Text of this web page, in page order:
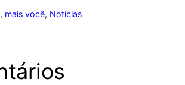
, mais você, Notícias